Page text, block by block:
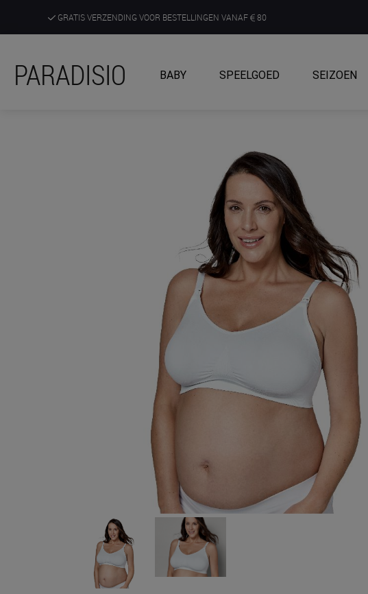
GRATIS VERZENDING VOOR BESTELLINGEN VANAF 80
ONTDEK, BELEEF EN KRIJG ADVIES IN ONZE WINKELS
PARADISIO BABY SPEELGOED SEIZOEN